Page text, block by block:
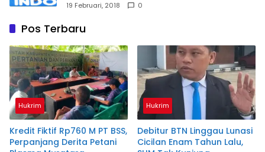
19 Februari, 2018 0
Pos Terbaru
Hukrim
Kredit Fiktif Rp760 M PT BSS,
Perpanjang Derita Petani
Hukrim
Debitur BTN Linggau Lunasi
Cicilan Enam Tahun Lalu,